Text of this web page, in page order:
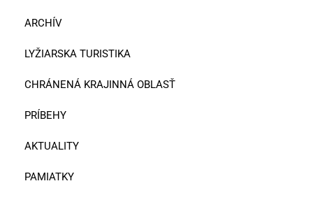
ARCHÍV
LYŽIARSKA TURISTIKA
CHRÁNENÁ KRAJINNÁ OBLASŤ
PRÍBEHY
AKTUALITY
PAMIATKY